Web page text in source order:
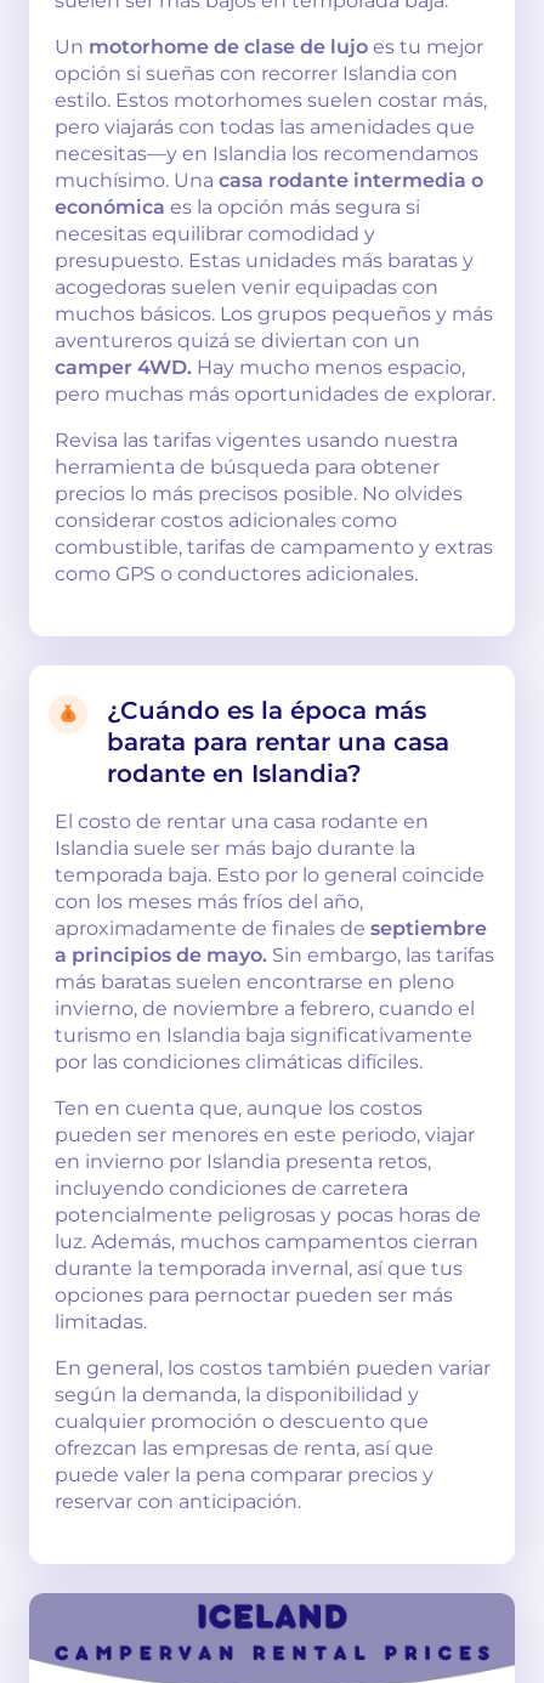
Un motorhome de clase de lujo es tu mejor
opción si sueñas con recorrer Islandia con
estilo. Estos motorhomes suelen costar más,
pero viajarás con todas las amenidades que
necesitas—y en Islandia los recomendamos
muchísimo. Una casa rodante intermedia o
económica es la opción más segura si
necesitas equilibrar comodidad y
presupuesto. Estas unidades más baratas y
acogedoras suelen venir equipadas con
muchos básicos. Los grupos pequeños y más
aventureros quizá se diviertan con un
camper 4WD. Hay mucho menos espacio,
pero muchas más oportunidades de explorar.
Revisa las tarifas vigentes usando nuestra
herramienta de búsqueda para obtener
precios lo más precisos posible. No olvides
considerar costos adicionales como
combustible, tarifas de campamento y extras
como GPS o conductores adicionales.
¿Cuándo es la época más
barata para rentar una casa
rodante en Islandia?
El costo de rentar una casa rodante en
Islandia suele ser más bajo durante la
temporada baja. Esto por lo general coincide
con los meses más fríos del año,
aproximadamente de finales de septiembre
a principios de mayo. Sin embargo, las tarifas
más baratas suelen encontrarse en pleno
invierno, de noviembre a febrero, cuando el
turismo en Islandia baja significativamente
por las condiciones climáticas difíciles.
Ten en cuenta que, aunque los costos
pueden ser menores en este periodo, viajar
en invierno por Islandia presenta retos,
incluyendo condiciones de carretera
potencialmente peligrosas y pocas horas de
luz. Además, muchos campamentos cierran
durante la temporada invernal, así que tus
opciones para pernoctar pueden ser más
limitadas.
En general, los costos también pueden variar
según la demanda, la disponibilidad y
cualquier promoción o descuento que
ofrezcan las empresas de renta, así que
puede valer la pena comparar precios y
reservar con anticipación.